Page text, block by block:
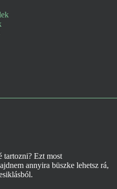
tartozni? Ezt most
annyira büszke lehetsz rá,